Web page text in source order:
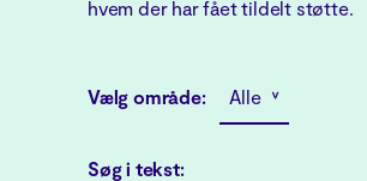
hvem der har fået tildelt støtte.
Vælg område: Alle ˅
Søg i tekst: